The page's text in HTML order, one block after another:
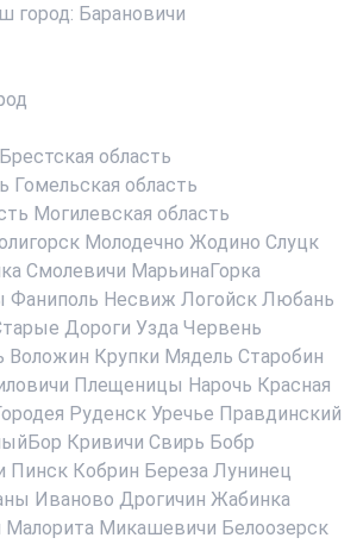
город: Барановичи
Брестская область
Гомельская область
Могилевская область
Молодечно Жодино Слуцк
Смолевичи МарьинаГорка
Фаниполь Несвиж Логойск Любань
Дороги Узда Червень
Воложин Крупки Мядель Старобин
Плещеницы Нарочь Красная
Руденск Уречье Правдинский
Кривичи Свирь Бобр
Пинск Кобрин Береза Лунинец
Иваново Дрогичин Жабинка
Малорита Микашевичи Белоозерск